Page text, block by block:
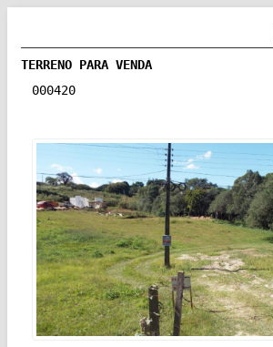
TERRENO PARA VENDA
000420